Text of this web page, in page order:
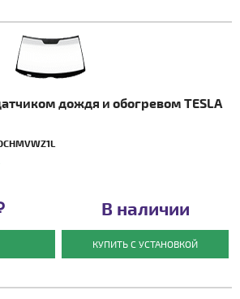
дождя и обогревом TESLA
В наличии
КУПИТЬ С УСТАНОВКОЙ